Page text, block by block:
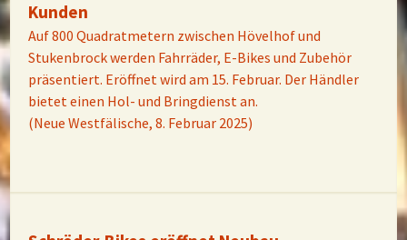
Kunden
Auf 800 Quadratmetern zwischen Hövelhof und
Stukenbrock werden Fahrräder, E-Bikes und Zubehör
präsentiert. Eröffnet wird am 15. Februar. Der Händler
bietet einen Hol- und Bringdienst an.
(Neue Westfälische, 8. Februar 2025)